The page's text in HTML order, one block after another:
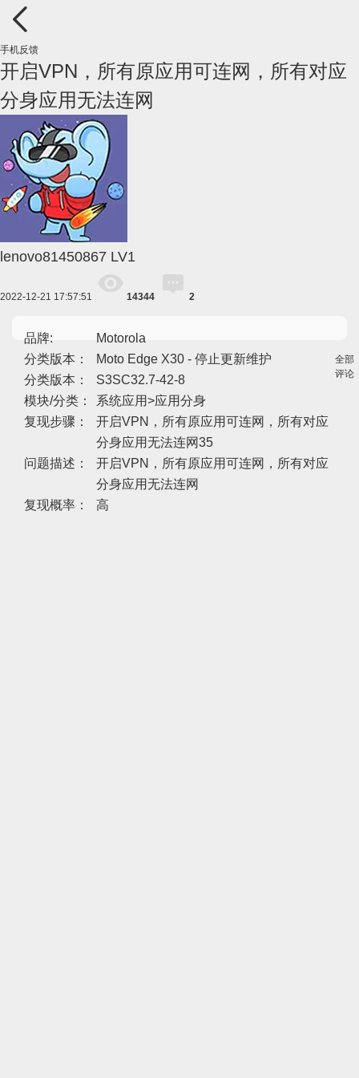
手机反馈
开启VPN，所有原应用可连网，所有对应
分身应用无法连网
lenovo81450867 LV1
2022-12-21 17:57:51 14344 2
品牌:
Motorola
分类版本：
Moto Edge X30 - 停止更新维护
分类版本：
S3SC32.7-42-8
模块/分类：
系统应用>应用分身
复现步骤：
开启VPN，所有原应用可连网，所有对应
分身应用无法连网35
问题描述：
开启VPN，所有原应用可连网，所有对应
分身应用无法连网
复现概率：
高
全部
评论